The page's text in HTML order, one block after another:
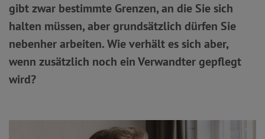
gibt zwar bestimmte Grenzen, an die Sie sich
halten müssen, aber grundsätzlich dürfen Sie
nebenher arbeiten. Wie verhält es sich aber,
wenn zusätzlich noch ein Verwandter gepflegt
wird?